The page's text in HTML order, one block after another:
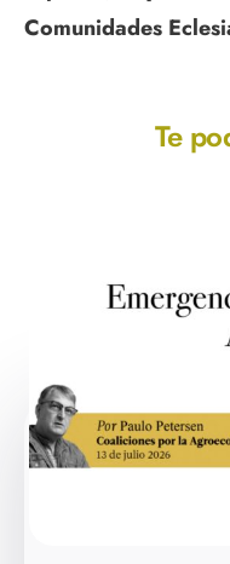
Comunidades
Te